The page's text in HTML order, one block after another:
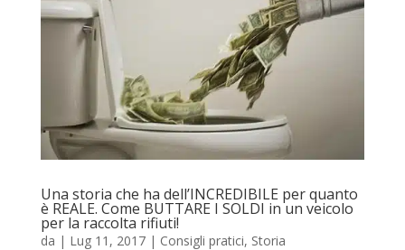
Una storia che ha dell’INCREDIBILE per quanto
è REALE. Come BUTTARE I SOLDI in un veicolo
per la raccolta rifiuti!
da | Lug 11, 2017| Consigli pratici, Storia